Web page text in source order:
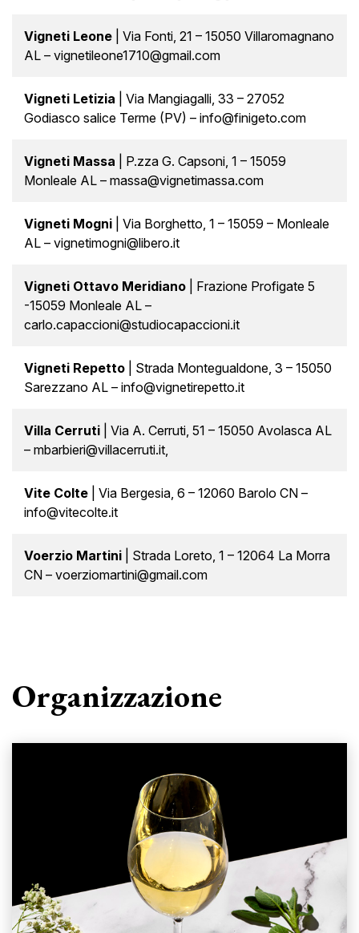
Vigneti Leone | Via Fonti, 21 – 15050 Villaromagnano
AL – vignetileone1710@gmail.com
Vigneti Letizia | Via Mangiagalli, 33 – 27052
Godiasco salice Terme (PV) – info@finigeto.com
Vigneti Massa | P.zza G. Capsoni, 1 – 15059
Monleale AL – massa@vignetimassa.com
Vigneti Mogni | Via Borghetto, 1 – 15059 – Monleale
AL – vignetimogni@libero.it
Vigneti Ottavo Meridiano | Frazione Profigate 5
-15059 Monleale AL –
carlo.capaccioni@studiocapaccioni.it
Vigneti Repetto | Strada Montegualdone, 3 – 15050
Sarezzano AL – info@vignetirepetto.it
Villa Cerruti | Via A. Cerruti, 51 – 15050 Avolasca AL
– mbarbieri@villacerruti.it,
Vite Colte | Via Bergesia, 6 – 12060 Barolo CN –
info@vitecolte.it
Voerzio Martini | Strada Loreto, 1 – 12064 La Morra
CN – voerziomartini@gmail.com
Organizzazione